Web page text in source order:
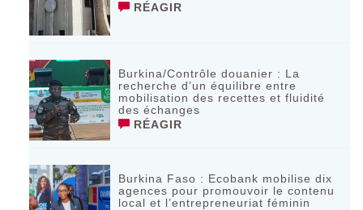
RÉAGIR
Burkina/Contrôle douanier : La
recherche d’un équilibre entre
mobilisation des recettes et fluidité
des échanges
RÉAGIR
Burkina Faso : Ecobank mobilise dix
agences pour promouvoir le contenu
local et l’entrepreneuriat féminin